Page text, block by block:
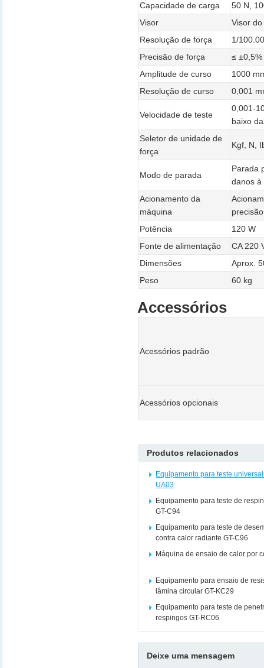
Capacidade de carga
50 N,
Visor
Visor
Resolução de força
1/
Precisão de força
≤ ±0,5%
Amplitude de curso
1000
Resolução de curso
0,001
Velocidade de teste
0,001-
baixo
Seletor de unidade de
força
Kgf, N,
Modo de parada
Parada
danos
Acionamento da
máquina
precisão
Potência
120 W
Fonte de alimentação
CA 220
Dimensões
Aprox.
Peso
60 kg
Accessórios
Acessórios padrão
Acessórios opcionais
Produtos relacionados
Equipamento para teste
UA03
Equipamento para teste de
GT-C94
Equipamento para teste de
contra calor radiante GT-C96
Máquina de ensaio de calor por
Equipamento para ensaio de
lâmina circular GT-KC29
Equipamento para teste de
respingos GT-RC06
Deixe uma mensagem